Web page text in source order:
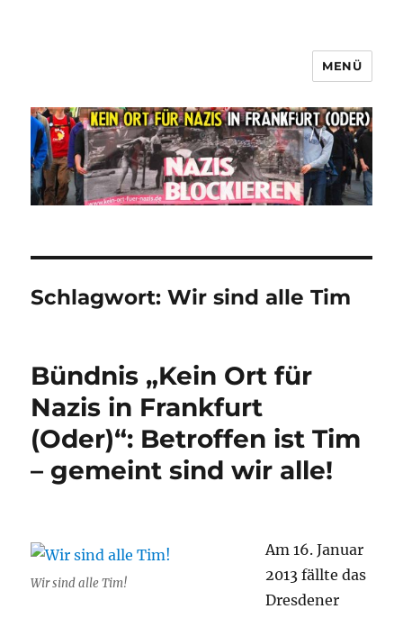
Kein Ort für Nazis Frankfurt
(Oder)
MENÜ
Schlagwort: Wir sind alle Tim
Bündnis „Kein Ort für
Nazis in Frankfurt
(Oder)“: Betroffen ist Tim
– gemeint sind wir alle!
Wir sind alle Tim!
Am 16. Januar
2013 fällte das
Dresdener